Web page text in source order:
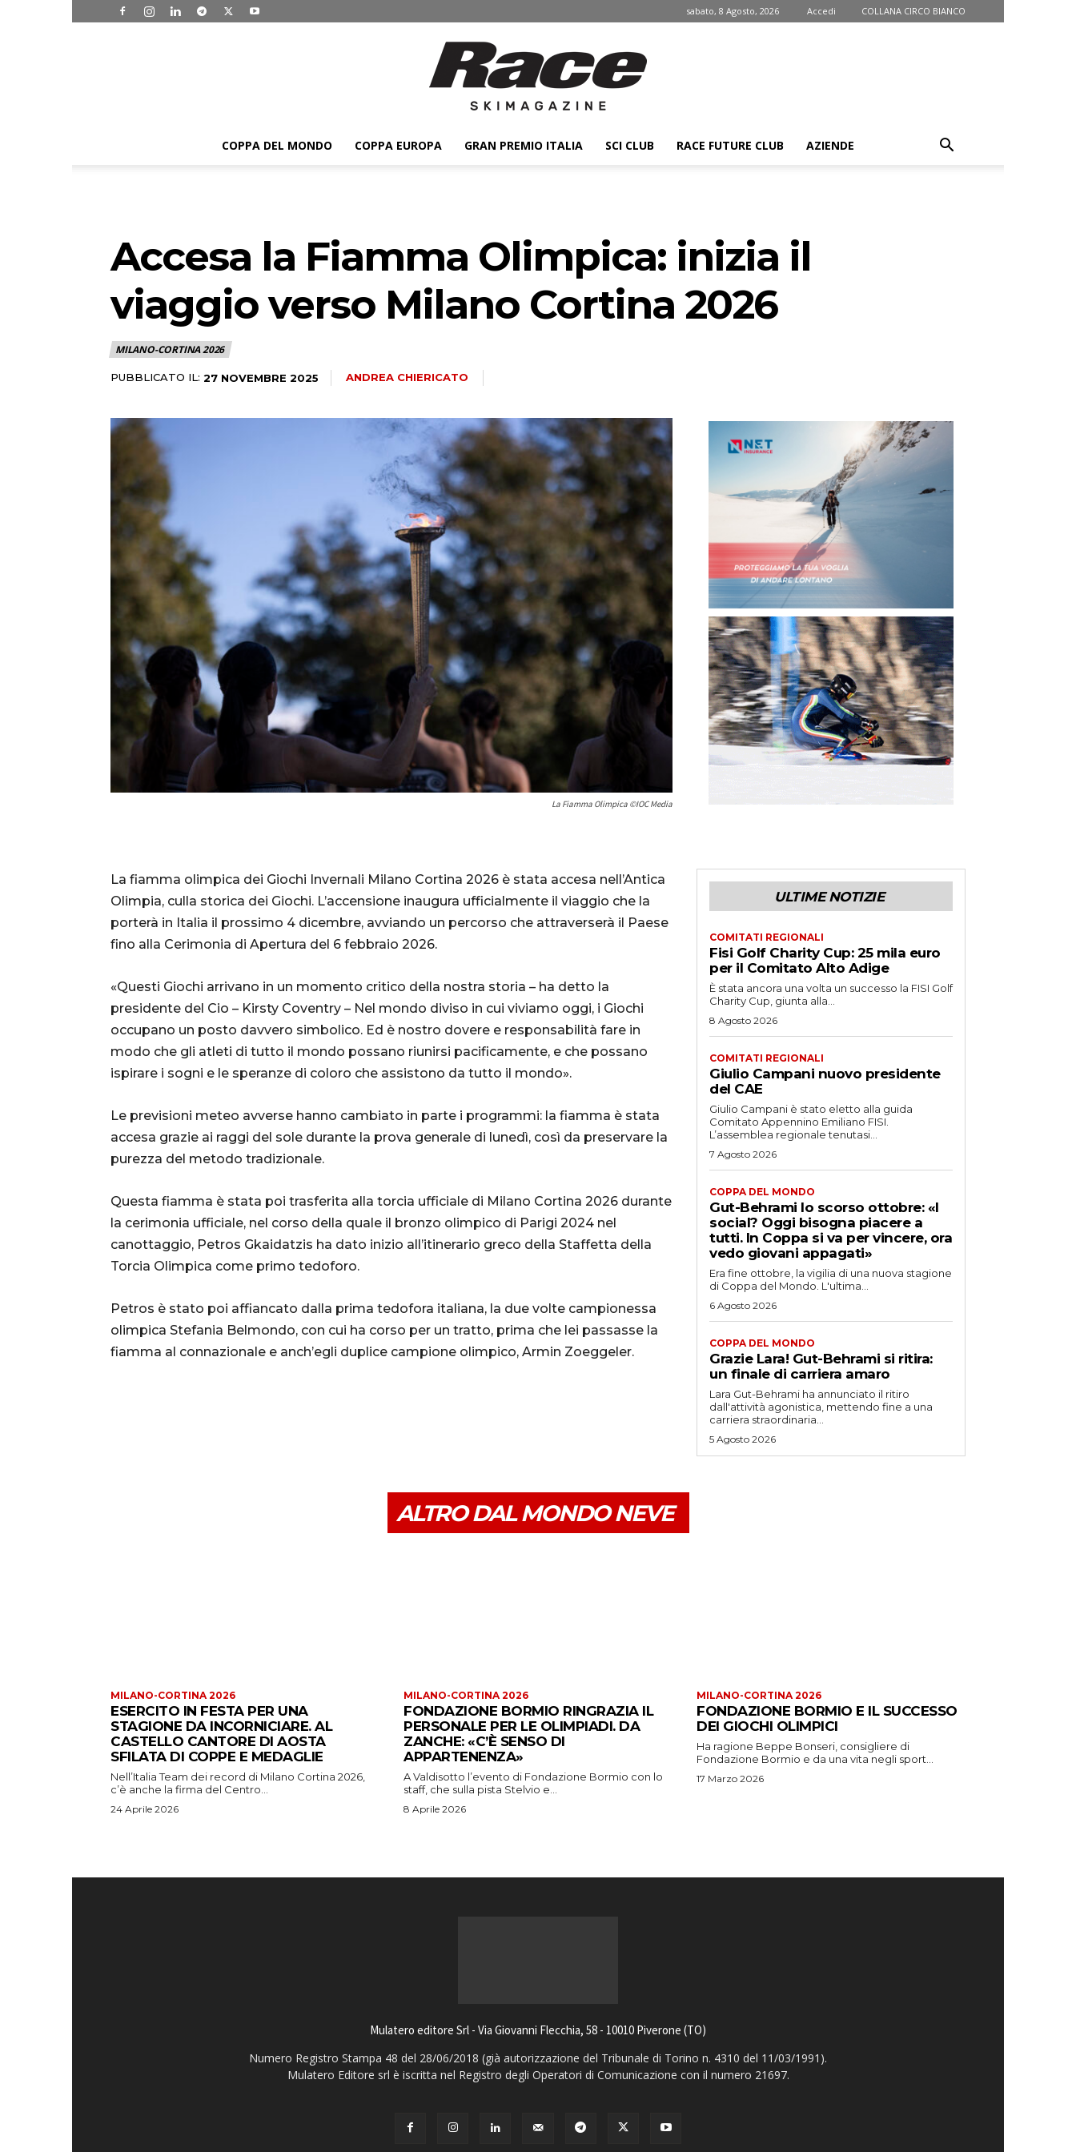
sabato, 8 Agosto, 2026 Accedi COLLANA CIRCO BIANCO
COPPA DEL MONDO COPPA EUROPA GRAN PREMIO ITALIA SCI CLUB RACE FUTURE CLUB AZIENDE
Accesa la Fiamma Olimpica: inizia il
viaggio verso Milano Cortina 2026
MILANO-CORTINA 2026
PUBBLICATO IL: 27 NOVEMBRE 2025 ANDREA CHIERICATO
La Fiamma Olimpica ©IOC Media
La fiamma olimpica dei Giochi Invernali Milano Cortina 2026 è stata accesa nell’Antica
Olimpia, culla storica dei Giochi. L’accensione inaugura ufficialmente il viaggio che la
porterà in Italia il prossimo 4 dicembre, avviando un percorso che attraverserà il Paese
fino alla Cerimonia di Apertura del 6 febbraio 2026.
«Questi Giochi arrivano in un momento critico della nostra storia – ha detto la
presidente del Cio – Kirsty Coventry – Nel mondo diviso in cui viviamo oggi, i Giochi
occupano un posto davvero simbolico. Ed è nostro dovere e responsabilità fare in
modo che gli atleti di tutto il mondo possano riunirsi pacificamente, e che possano
ispirare i sogni e le speranze di coloro che assistono da tutto il mondo».
Le previsioni meteo avverse hanno cambiato in parte i programmi: la fiamma è stata
accesa grazie ai raggi del sole durante la prova generale di lunedì, così da preservare la
purezza del metodo tradizionale.
Questa fiamma è stata poi trasferita alla torcia ufficiale di Milano Cortina 2026 durante
la cerimonia ufficiale, nel corso della quale il bronzo olimpico di Parigi 2024 nel
canottaggio, Petros Gkaidatzis ha dato inizio all’itinerario greco della Staffetta della
Torcia Olimpica come primo tedoforo.
Petros è stato poi affiancato dalla prima tedofora italiana, la due volte campionessa
olimpica Stefania Belmondo, con cui ha corso per un tratto, prima che lei passasse la
fiamma al connazionale e anch’egli duplice campione olimpico, Armin Zoeggeler.
ULTIME NOTIZIE
COMITATI REGIONALI
Fisi Golf Charity Cup: 25 mila euro
per il Comitato Alto Adige
È stata ancora una volta un successo la FISI Golf
Charity Cup, giunta alla...
8 Agosto 2026
COMITATI REGIONALI
Giulio Campani nuovo presidente
del CAE
Giulio Campani è stato eletto alla guida
Comitato Appennino Emiliano FISI.
L’assemblea regionale tenutasi...
7 Agosto 2026
COPPA DEL MONDO
Gut-Behrami lo scorso ottobre: «I
social? Oggi bisogna piacere a
tutti. In Coppa si va per vincere, ora
vedo giovani appagati»
Era fine ottobre, la vigilia di una nuova stagione
di Coppa del Mondo. L'ultima...
6 Agosto 2026
COPPA DEL MONDO
Grazie Lara! Gut-Behrami si ritira:
un finale di carriera amaro
Lara Gut-Behrami ha annunciato il ritiro
dall'attività agonistica, mettendo fine a una
carriera straordinaria...
5 Agosto 2026
ALTRO DAL MONDO NEVE
MILANO-CORTINA 2026
ESERCITO IN FESTA PER UNA
STAGIONE DA INCORNICIARE. AL
CASTELLO CANTORE DI AOSTA
SFILATA DI COPPE E MEDAGLIE
Nell’Italia Team dei record di Milano Cortina 2026,
c’è anche la firma del Centro...
24 Aprile 2026
MILANO-CORTINA 2026
FONDAZIONE BORMIO RINGRAZIA IL
PERSONALE PER LE OLIMPIADI. DA
ZANCHE: «C’È SENSO DI
APPARTENENZA»
A Valdisotto l’evento di Fondazione Bormio con lo
staff, che sulla pista Stelvio e...
8 Aprile 2026
MILANO-CORTINA 2026
FONDAZIONE BORMIO E IL SUCCESSO
DEI GIOCHI OLIMPICI
Ha ragione Beppe Bonseri, consigliere di
Fondazione Bormio e da una vita negli sport...
17 Marzo 2026
Mulatero editore Srl - Via Giovanni Flecchia, 58 - 10010 Piverone (TO)
Numero Registro Stampa 48 del 28/06/2018 (già autorizzazione del Tribunale di Torino n. 4310 del 11/03/1991).
Mulatero Editore srl è iscritta nel Registro degli Operatori di Comunicazione con il numero 21697.